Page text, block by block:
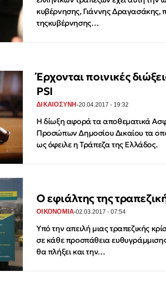
κυβέρνησης, Γιάννης Δραγασάκης,
τηςκυβέρνησης…
Έρχονται ποινικές
PSI
ΔΙΚΑΙΟΣΥΝΗ ·20.04.2017 - 19:32
Η δίωξη αφορά τα αποθεματικά
Προσώπων Δημοσίου Δικαίου τα
ως όφειλε η Τράπεζα της Ελλάδος.
Ο εφιάλτης της
ΟΙΚΟΝΟΜΙΑ·02.03.2017 - 07:54
Υπό την απειλή μιας τραπεζικής
σε κάθε προσπάθεια
θα πλήξει και την…